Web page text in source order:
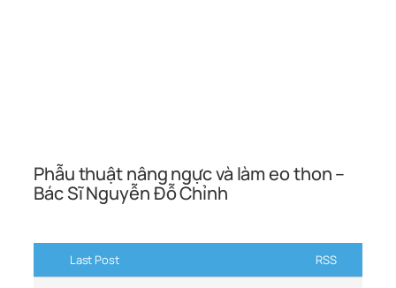
Phẫu thuật nâng ngực và làm eo thon –
Bác Sĩ Nguyễn Đỗ Chỉnh
Last Post RSS